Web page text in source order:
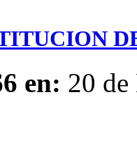
en: 20